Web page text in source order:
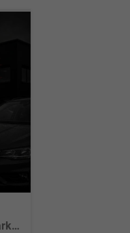
Extra Plus 2,0 TDI DSG 2Zoklima 2xEinparkhilfe AHK Kamera Sitzheizung beheiztes Lenkrad